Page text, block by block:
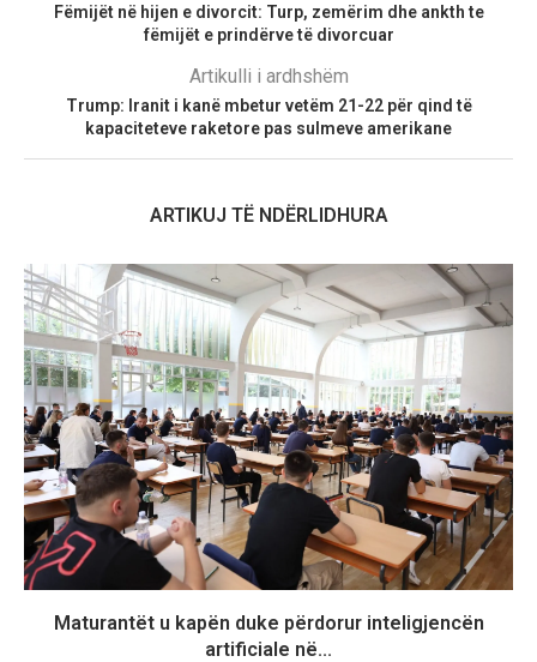
Fëmijët në hijen e divorcit: Turp, zemërim dhe ankth te
fëmijët e prindërve të divorcuar
Artikulli i ardhshëm
Trump: Iranit i kanë mbetur vetëm 21-22 për qind të
kapaciteteve raketore pas sulmeve amerikane
ARTIKUJ TË NDËRLIDHURA
Maturantët u kapën duke përdorur inteligjencën
artificiale në...